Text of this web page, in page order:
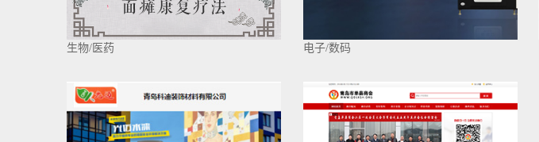
生物/医药 电子/数码